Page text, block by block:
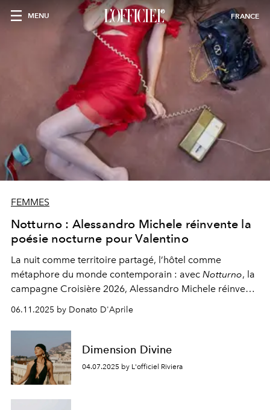
MENU FRANCE
FEMMES
Notturno : Alessandro Michele réinvente la
poésie nocturne pour Valentino
La nuit comme territoire partagé, l’hôtel comme
métaphore du monde contemporain : avec Notturno, la
campagne Croisière 2026, Alessandro Michele réinvente
la grammaire de l’intime selon Valentino.
06.11.2025 by Donato D'Aprile
Dimension Divine
04.07.2025 by L'officiel Riviera